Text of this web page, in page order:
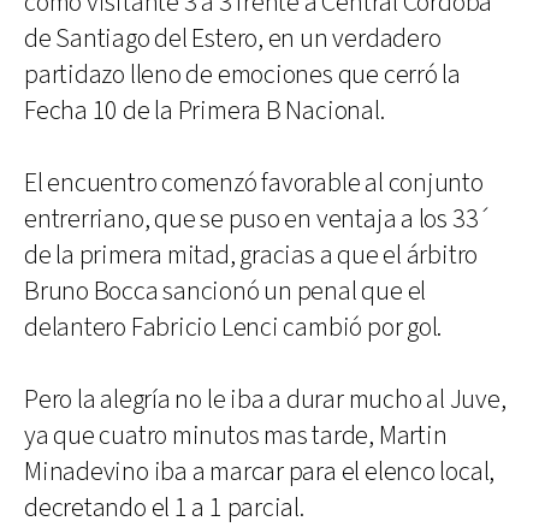
de Santiago del Estero, en un verdadero
partidazo lleno de emociones que cerró la
Fecha 10 de la Primera B Nacional.
El encuentro comenzó favorable al conjunto
entrerriano, que se puso en ventaja a los 33´
de la primera mitad, gracias a que el árbitro
Bruno Bocca sancionó un penal que el
delantero Fabricio Lenci cambió por gol.
Pero la alegría no le iba a durar mucho al Juve,
ya que cuatro minutos mas tarde, Martin
Minadevino iba a marcar para el elenco local,
decretando el 1 a 1 parcial.